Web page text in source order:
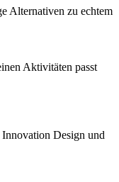
Alternativen zu echtem
Aktivitäten passt
Design und